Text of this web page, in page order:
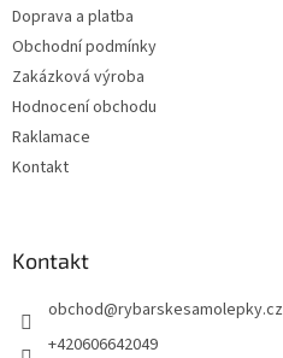
Doprava a platba
Obchodní podmínky
Zakázková výroba
Hodnocení obchodu
Raklamace
Kontakt
Kontakt
obchod@rybarskesamolepky.cz
+420606642049